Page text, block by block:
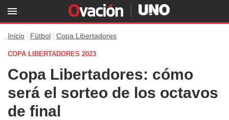
Inicio Fútbol Copa Libertadores
COPA LIBERTADORES 2023
Copa Libertadores: cómo
será el sorteo de los octavos
de final